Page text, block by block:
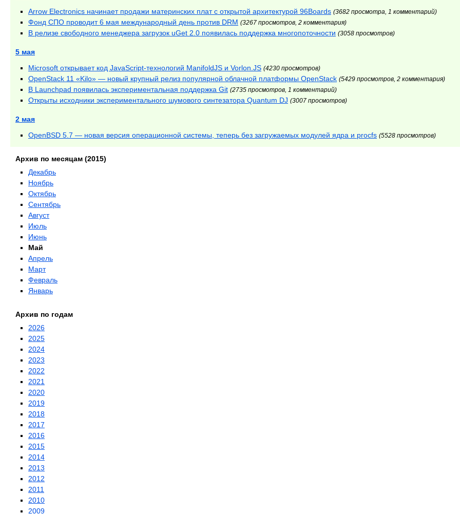
Arrow Electronics начинает продажи материнских плат с открытой архитектурой 96Boards (3682 просмотра, 1 комментарий)
Фонд СПО проводит 6 мая международный день против DRM (3267 просмотров, 2 комментария)
В релизе свободного менеджера загрузок uGet 2.0 появилась поддержка многопоточности (3058 просмотров)
5 мая
Microsoft открывает код JavaScript-технологий ManifoldJS и Vorlon.JS (4230 просмотров)
OpenStack 11 «Kilo» — новый крупный релиз популярной облачной платформы OpenStack (5429 просмотров, 2 комментария)
В Launchpad появилась экспериментальная поддержка Git (2735 просмотров, 1 комментарий)
Открыты исходники экспериментального шумового синтезатора Quantum DJ (3007 просмотров)
2 мая
OpenBSD 5.7 — новая версия операционной системы, теперь без загружаемых модулей ядра и procfs (5528 просмотров)
Архив по месяцам (2015)
Декабрь
Ноябрь
Октябрь
Сентябрь
Август
Июль
Июнь
Май
Апрель
Март
Февраль
Январь
Архив по годам
2026
2025
2024
2023
2022
2021
2020
2019
2018
2017
2016
2015
2014
2013
2012
2011
2010
2009